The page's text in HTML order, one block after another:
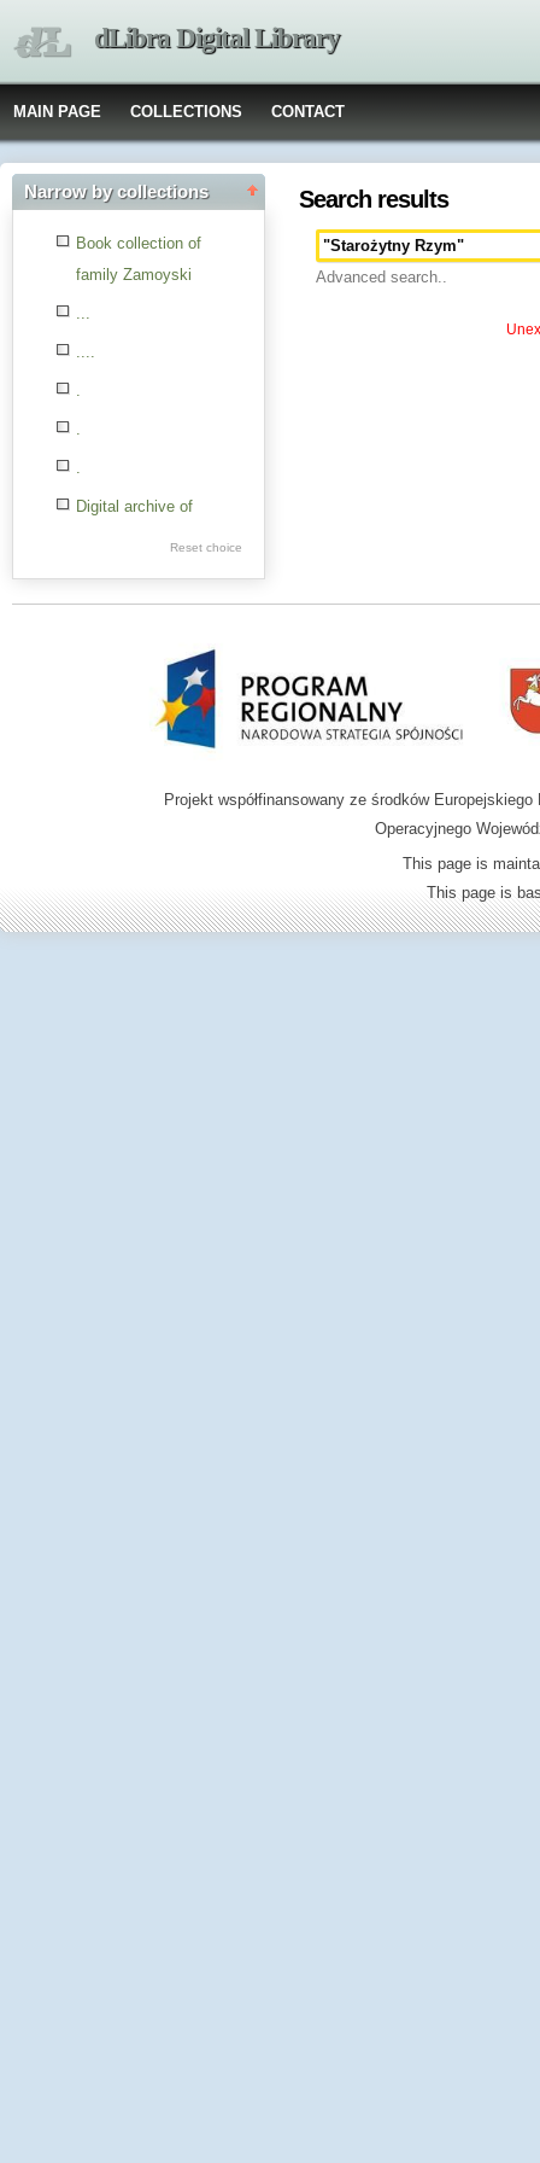
dLibra Digital Library
MAIN PAGE COLLECTIONS CONTACT
Narrow by collections
Book collection of
family Zamoyski
...
....
.
.
.
Digital archive of
Reset choice
Search results
Advanced search..
Projekt współfinansowany ze środków
Operacyjnego
This page is
This page is